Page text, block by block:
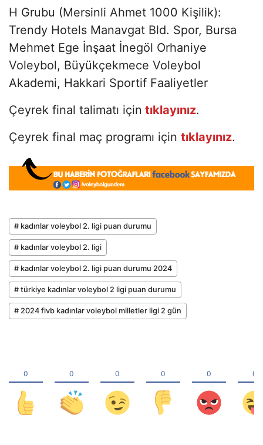
H Grubu (Mersinli Ahmet 1000 Kişilik):
Trendy Hotels Manavgat Bld. Spor, Bursa
Mehmet Ege İnşaat İnegöl Orhaniye
Voleybol, Büyükçekmece Voleybol
Akademi, Hakkari Sportif Faaliyetler
Çeyrek final talimatı için tıklayınız.
Çeyrek final maç programı için tıklayınız.
# kadınlar voleybol 2. ligi puan durumu
# kadınlar voleybol 2. ligi
# kadınlar voleybol 2. ligi puan durumu 2024
# türkiye kadınlar voleybol 2 ligi puan durumu
# 2024 fivb kadınlar voleybol milletler ligi 2 gün